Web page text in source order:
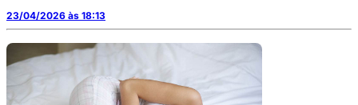
23/04/2026 às 18:13